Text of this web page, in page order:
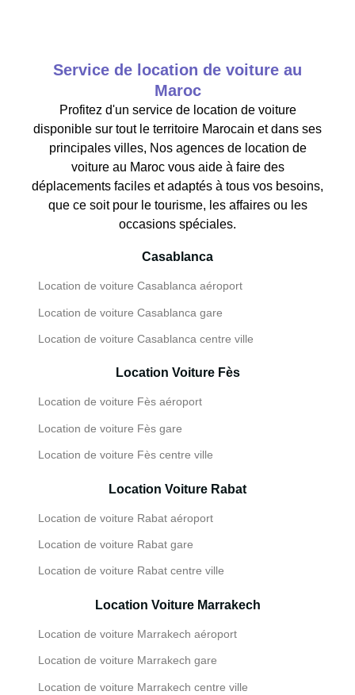
Service de location de voiture au
Maroc
Profitez d'un service de location de voiture
disponible sur tout le territoire Marocain et dans ses
principales villes, Nos agences de location de
voiture au Maroc vous aide à faire des
déplacements faciles et adaptés à tous vos besoins,
que ce soit pour le tourisme, les affaires ou les
occasions spéciales.
Casablanca
Location de voiture Casablanca aéroport
Location de voiture Casablanca gare
Location de voiture Casablanca centre ville
Location Voiture Fès
Location de voiture Fès aéroport
Location de voiture Fès gare
Location de voiture Fès centre ville
Location Voiture Rabat
Location de voiture Rabat aéroport
Location de voiture Rabat gare
Location de voiture Rabat centre ville
Location Voiture Marrakech
Location de voiture Marrakech aéroport
Location de voiture Marrakech gare
Location de voiture Marrakech centre ville